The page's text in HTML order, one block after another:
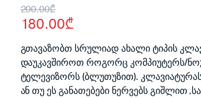
დან
200.00₾
Original
price
was:
200.00₾.
180.00₾
Current
price
is:
180.00₾.
გთავაზობთ სრულიად ახალი ტიპის
დაუკავშიროთ როგორც კომპიუტერს/
ტელევიზორს (ბლუთუზით). კლავიატურას
ან თუ ეს განათებები ნერვებს